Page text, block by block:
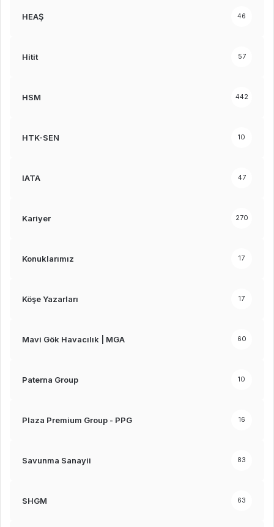
HEAŞ 46
Hitit 57
HSM 442
HTK-SEN 10
IATA 47
Kariyer 270
Konuklarımız 17
Köşe Yazarları 17
Mavi Gök Havacılık | MGA 60
Paterna Group 10
Plaza Premium Group - PPG 16
Savunma Sanayii 83
SHGM 63